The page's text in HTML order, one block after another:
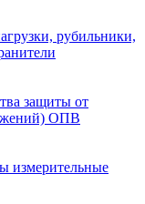
рубильники,
защиты от
ОПВ
измерительные